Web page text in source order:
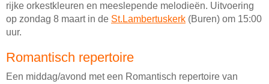
rijke orkestkleuren en meeslepende melodieën. Uitvoering
op zondag 8 maart in de St.Lambertuskerk (Buren) om 15:00
uur.
Romantisch repertoire
Een middag/avond met een Romantisch repertoire van